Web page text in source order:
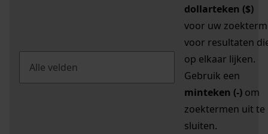
dollarteken ($)
voor uw zoekterm
voor resultaten
op elkaar lijken.
Gebruik een
minteken (-) om
zoektermen uit te
sluiten.